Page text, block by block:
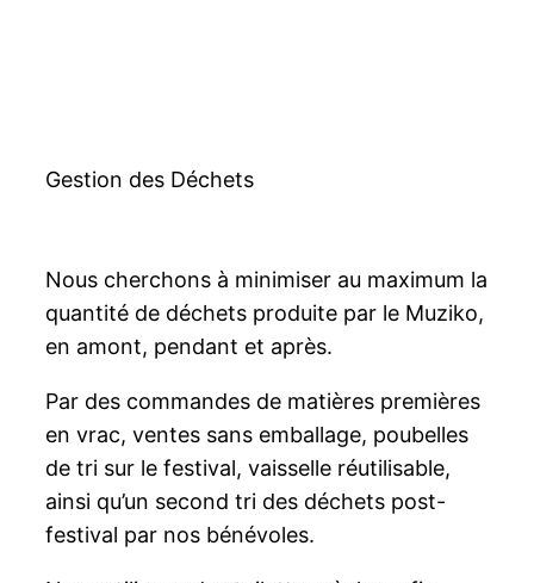
Gestion des Déchets
Nous cherchons à minimiser au maximum la
quantité de déchets produite par le Muziko,
en amont, pendant et après.
Par des commandes de matières premières
en vrac, ventes sans emballage, poubelles
de tri sur le festival, vaisselle réutilisable,
ainsi qu’un second tri des déchets post-
festival par nos bénévoles.